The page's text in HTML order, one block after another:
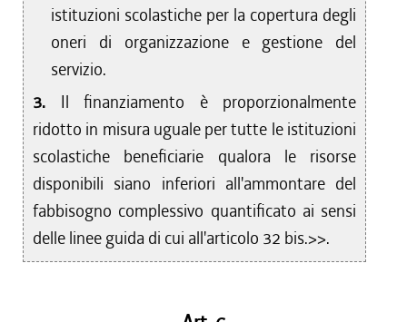
istituzioni scolastiche per la copertura degli
oneri di organizzazione e gestione del
servizio.
3. Il finanziamento è proporzionalmente
ridotto in misura uguale per tutte le istituzioni
scolastiche beneficiarie qualora le risorse
disponibili siano inferiori all'ammontare del
fabbisogno complessivo quantificato ai sensi
delle linee guida di cui all'articolo 32 bis.>>.